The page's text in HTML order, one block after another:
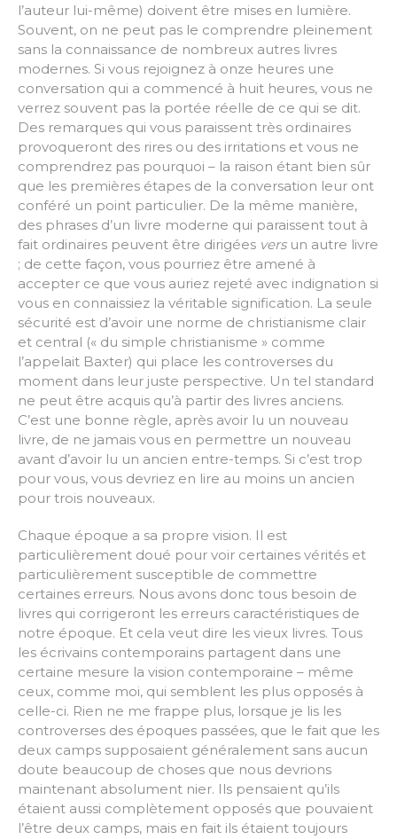
l’auteur lui-même) doivent être mises en lumière.
Souvent, on ne peut pas le comprendre pleinement
sans la connaissance de nombreux autres livres
modernes. Si vous rejoignez à onze heures une
conversation qui a commencé à huit heures, vous ne
verrez souvent pas la portée réelle de ce qui se dit.
Des remarques qui vous paraissent très ordinaires
provoqueront des rires ou des irritations et vous ne
comprendrez pas pourquoi – la raison étant bien sûr
que les premières étapes de la conversation leur ont
conféré un point particulier. De la même manière,
des phrases d’un livre moderne qui paraissent tout à
fait ordinaires peuvent être dirigées vers un autre livre
; de cette façon, vous pourriez être amené à
accepter ce que vous auriez rejeté avec indignation si
vous en connaissiez la véritable signification. La seule
sécurité est d’avoir une norme de christianisme clair
et central (« du simple christianisme » comme
l’appelait Baxter) qui place les controverses du
moment dans leur juste perspective. Un tel standard
ne peut être acquis qu’à partir des livres anciens.
C’est une bonne règle, après avoir lu un nouveau
livre, de ne jamais vous en permettre un nouveau
avant d’avoir lu un ancien entre-temps. Si c’est trop
pour vous, vous devriez en lire au moins un ancien
pour trois nouveaux.
Chaque époque a sa propre vision. Il est
particulièrement doué pour voir certaines vérités et
particulièrement susceptible de commettre
certaines erreurs. Nous avons donc tous besoin de
livres qui corrigeront les erreurs caractéristiques de
notre époque. Et cela veut dire les vieux livres. Tous
les écrivains contemporains partagent dans une
certaine mesure la vision contemporaine – même
ceux, comme moi, qui semblent les plus opposés à
celle-ci. Rien ne me frappe plus, lorsque je lis les
controverses des époques passées, que le fait que les
deux camps supposaient généralement sans aucun
doute beaucoup de choses que nous devrions
maintenant absolument nier. Ils pensaient qu’ils
étaient aussi complètement opposés que pouvaient
l’être deux camps, mais en fait ils étaient toujours